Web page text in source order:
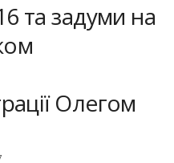
та задуми на
Олегом